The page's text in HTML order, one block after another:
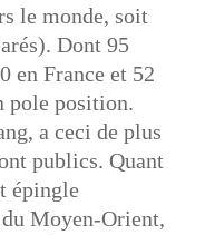
le monde, soit
Dont 95
en France et 52
pole position.
a ceci de plus
publics. Quant
épingle
Moyen-Orient,